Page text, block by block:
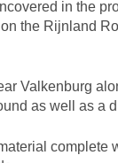
in the
the Rijnland
Valkenburg
as well as a
complete